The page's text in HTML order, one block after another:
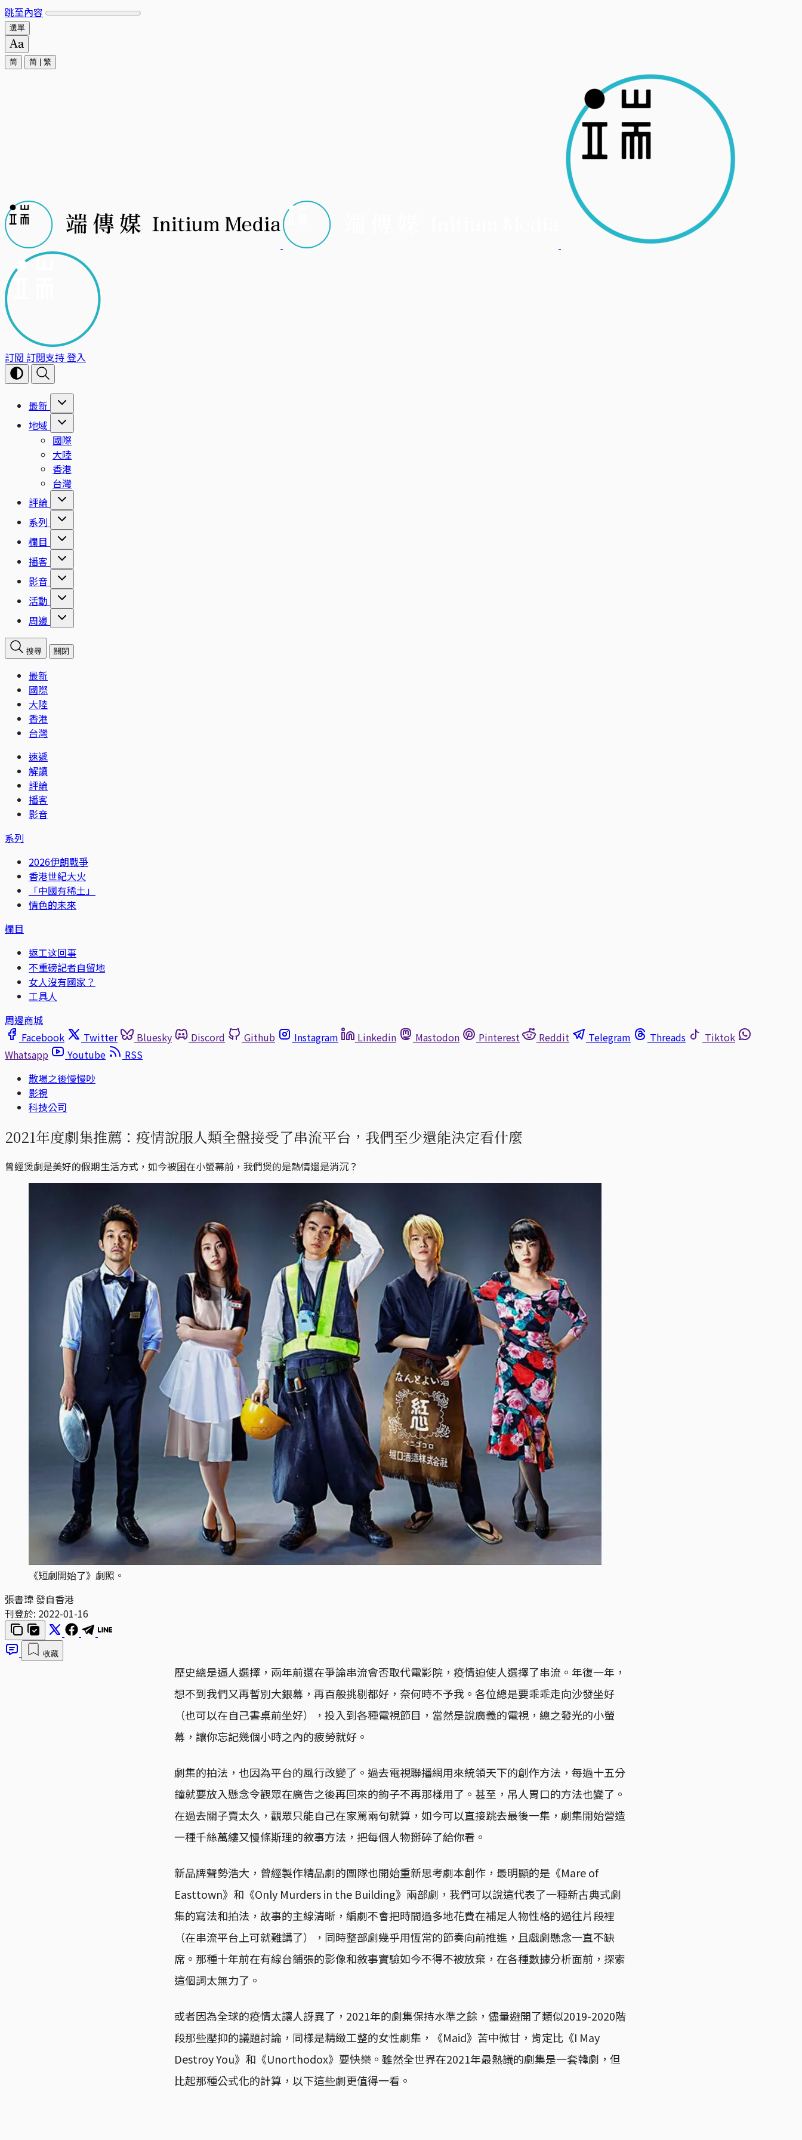
跳至內容
選單
简 简 繁
訂閱 訂閱支持登入
最新
地域
國際
大陸
香港
台灣
評論
系列
欄目
播客
影音
活動
周邊
搜尋 關閉
最新
國際
大陸
香港
台灣
速遞
解讀
評論
播客
影音
系列
2026伊朗戰爭
香港世紀大火
「中國有稀土」
情色的未來
欄目
返工这回事
不重磅記者自留地
女人沒有國家？
工具人
周邊商城
Facebook
Twitter Bluesky Discord Github Instagram Linkedin Mastodon Pinterest Reddit Telegram Threads
Tiktok
Whatsapp
Youtube
RSS
散場之後慢慢吵
影視
科技公司
2021年度劇集推薦：疫情說服人類全盤接受了串流平台，我們至少還能決定看什麼
曾經煲劇是美好的假期生活方式，如今被困在小螢幕前，我們煲的是熱情還是消沉？
《短劇開始了》劇照。
張書瑋 發自香港
刊登於: 2022-01-16
收藏
歷史總是逼人選擇，兩年前還在爭論串流會否取代電影院，疫情迫使人選擇了串流。年復一年，
想不到我們又再暫別大銀幕，再百般挑剔都好，奈何時不予我。各位總是要乖乖走向沙發坐好
（也可以在自己書桌前坐好），投入到各種電視節目，當然是說廣義的電視，總之發光的小螢
幕，讓你忘記幾個小時之內的疲勞就好。
劇集的拍法，也因為平台的風行改變了。過去電視聯播網用來統領天下的創作方法，每過十五分
鐘就要放入懸念令觀眾在廣告之後再回來的鉤子不再那樣用了。甚至，吊人胃口的方法也變了。
在過去關子賣太久，觀眾只能自己在家罵兩句就算，如今可以直接跳去最後一集，劇集開始營造
一種千絲萬縷又慢條斯理的敘事方法，把每個人物掰碎了給你看。
新品牌聲勢浩大，曾經製作精品劇的團隊也開始重新思考劇本創作，最明顯的是《Mare of
Easttown》和《Only Murders in the Building》兩部劇，我們可以說這代表了一種新古典式劇
集的寫法和拍法，故事的主線清晰，編劇不會把時間過多地花費在補足人物性格的過往片段裡
（在串流平台上可就難講了），同時整部劇幾乎用恆常的節奏向前推進，且戲劇懸念一直不缺
席。那種十年前在有線台鋪張的影像和敘事實驗如今不得不被放棄，在各種數據分析面前，探索
這個詞太無力了。
或者因為全球的疫情太讓人訝異了，2021年的劇集保持水準之餘，儘量避開了類似2019-2020階
段那些壓抑的議題討論，同樣是精緻工整的女性劇集，《Maid》苦中微甘，肯定比《I May
Destroy You》和《Unorthodox》要快樂。雖然全世界在2021年最熱議的劇集是一套韓劇，但
比起那種公式化的計算，以下這些劇更值得一看。